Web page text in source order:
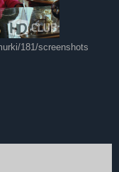
181/screenshots